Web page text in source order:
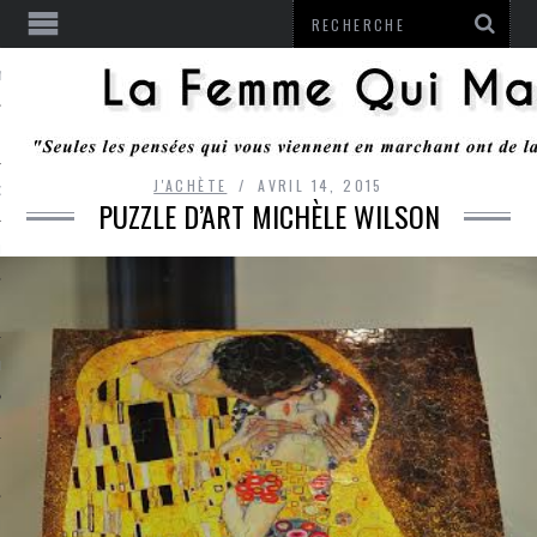
RESTER
MONROZIER
J'ACHÈTE AVRIL 14, 2015
PUZZLE D’ART MICHÈLE WILSON